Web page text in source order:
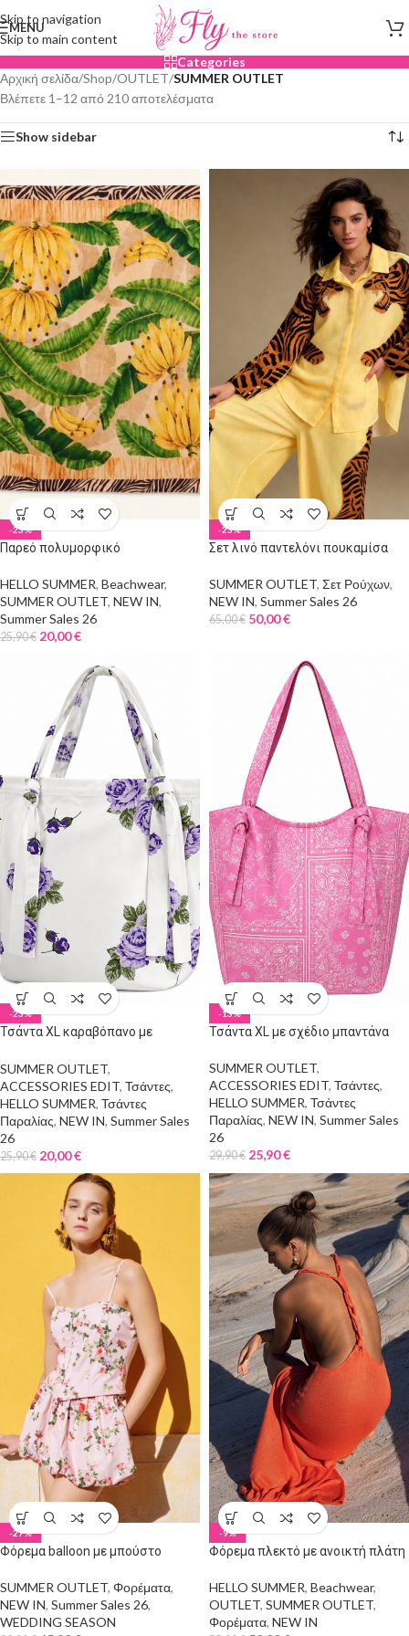
Skip to navigation
Skip to main content
MENU
Categories
Αρχική σελίδα/Shop/OUTLET/SUMMER OUTLET
Βλέπετε 1–12 από 210 αποτελέσματα
Show sidebar
-23%
Παρεό πολυμορφικό
HELLO SUMMER, Beachwear,
SUMMER OUTLET, NEW IN,
Summer Sales 26
25,90€ 20,00€
-23%
Σετ λινό παντελόνι πουκαμίσα
SUMMER OUTLET, Σετ Ρούχων,
NEW IN, Summer Sales 26
65,00€ 50,00€
-23%
Τσάντα XL καραβόπανο με
SUMMER OUTLET,
ACCESSORIES EDIT, Τσάντες,
HELLO SUMMER, Τσάντες
Παραλίας, NEW IN, Summer Sales
26
25,90€ 20,00€
-13%
Τσάντα XL με σχέδιο μπαντάνα
SUMMER OUTLET,
ACCESSORIES EDIT, Τσάντες,
HELLO SUMMER, Τσάντες
Παραλίας, NEW IN, Summer Sales
26
29,90€ 25,90€
-27%
Φόρεμα balloon με μπούστο
SUMMER OUTLET, Φορέματα,
NEW IN, Summer Sales 26,
WEDDING SEASON
-9%
Φόρεμα πλεκτό με ανοικτή πλάτη
HELLO SUMMER, Beachwear,
OUTLET, SUMMER OUTLET,
Φορέματα, NEW IN